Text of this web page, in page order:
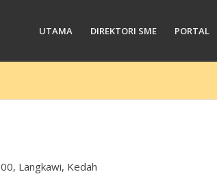
UTAMA DIREKTORI SME PORTAL
Langkawi, Kedah